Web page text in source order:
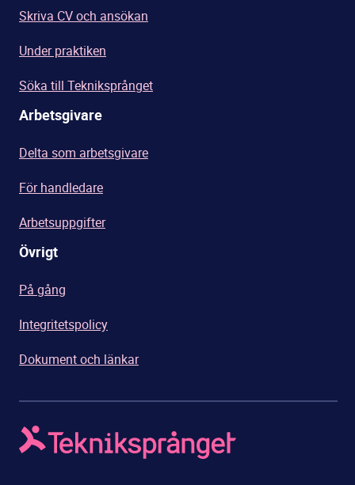
Skriva CV och ansökan
Under praktiken
Söka till Tekniksprånget
Arbetsgivare
Delta som arbetsgivare
För handledare
Arbetsuppgifter
Övrigt
På gång
Integritetspolicy
Dokument och länkar